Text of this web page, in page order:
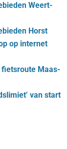
Weert-
Horst
op internet
fiets­rou­te Maas­
van start